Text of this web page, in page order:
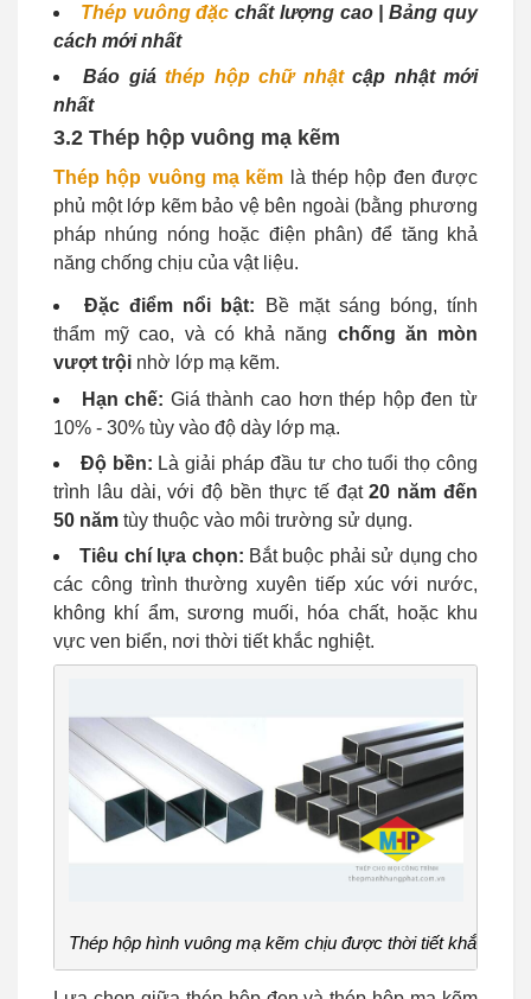
Thép vuông đặc chất lượng cao | Bảng quy
cách mới nhất
Báo giáthép hộp chữ nhậtcập nhật mới
nhất
3.2 Thép hộp vuông mạ kẽm
Thép hộp vuông mạ kẽm là thép hộp đen được
phủ một lớp kẽm bảo vệ bên ngoài (bằng phương
pháp nhúng nóng hoặc điện phân) để tăng khả
năng chống chịu của vật liệu.
Đặc điểm nổi bật: Bề mặt sáng bóng, tính
thẩm mỹ cao, và có khả năng chống ăn mòn
vượt trội nhờ lớp mạ kẽm.
Hạn chế: Giá thành cao hơn thép hộp đen từ
10% - 30% tùy vào độ dày lớp mạ.
Độ bền: Là giải pháp đầu tư cho tuổi thọ công
trình lâu dài, với độ bền thực tế đạt20 năm đến
50 năm tùy thuộc vào môi trường sử dụng.
Tiêu chí lựa chọn: Bắt buộc phải sử dụng cho
các công trình thường xuyên tiếp xúc với nước,
không khí ẩm, sương muối, hóa chất, hoặc khu
vực ven biển, nơi thời tiết khắc nghiệt.
Thép hộp hình vuông mạ kẽm chịu được thời tiết khắc